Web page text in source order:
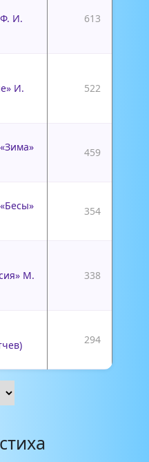
И.
613
И.
522
459
354
М.
338
294